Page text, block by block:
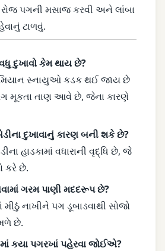
પગની મસાજ કરવી અને લાંબા
ટાળવું.
દુખાવો કેમ થાય છે?
સ્નાયુઓ કડક થઈ જાય છે
મૂકતા તાણ આવે છે, જેના કારણે
દુખાવાનું કારણ બની શકે છે?
હાડકામાં વધારાની વૃદ્ધિ છે, જે
કરે છે.
ગરમ પાણી મદદરૂપ છે?
મીઠું નાખીને પગ ડૂબાડવાથી સોજો
છે.
કયા પગરખાં પહેરવા જોઈએ?